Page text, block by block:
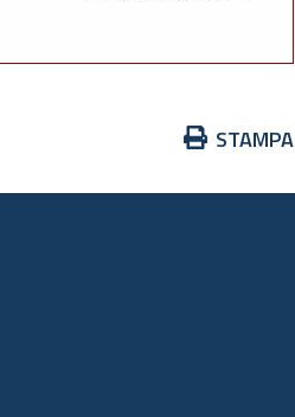
Azioni
documento
STAMPA